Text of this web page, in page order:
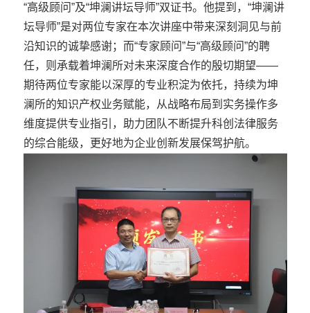
“高级顾问”及“坤澜讲坛导师”双证书。他提到，“坤澜讲
坛导师”是对两位专家在本次讲座中带来深刻洞见与前
沿知识的诚挚感谢；而“专家顾问”与“高级顾问”的聘
任，则承载着坤澜所对未来深度合作的殷切期望——
期待两位专家能以深厚的专业积淀为依托，持续为坤
澜所的知识产权业务赋能，从战略布局到实务操作多
维度提供专业指引，助力团队不断提升科创法律服务
的综合能级，更好地为企业创新发展保驾护航。